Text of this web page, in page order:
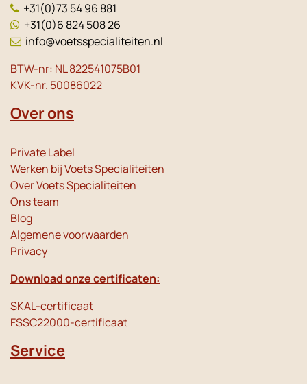
+31(0)73 54 96 881
+31(0)6 824 508 26
info@voetsspecialiteiten.nl
BTW-nr: NL 822541075B01
KVK-nr. 50086022
Over ons
Private Label
Werken bij Voets Specialiteiten
Over Voets Specialiteiten
Ons team
Blog
Algemene voorwaarden
Privacy
Download onze certificaten:
SKAL-certificaat
FSSC22000-certificaat
Service